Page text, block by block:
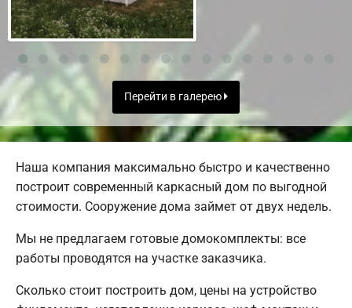
Перейти в галерею
Наша компания максимально быстро и качественно
построит современный каркасный дом по выгодной
стоимости. Сооружение дома займет от двух недель.
Мы не предлагаем готовые домокомплекты: все
работы проводятся на участке заказчика.
Сколько стоит построить дом, цены на устройство